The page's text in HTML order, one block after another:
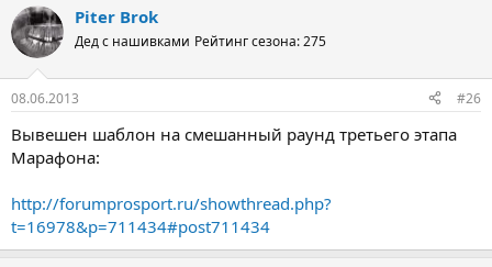
Piter Brok
Дед с нашивками Рейтинг сезона: 275
08.06.2013 #26
Вывешен шаблон на смешанный раунд третьего этапа
Марафона:
http://forumprosport.ru/showthread.php?
t=16978&p=711434#post711434